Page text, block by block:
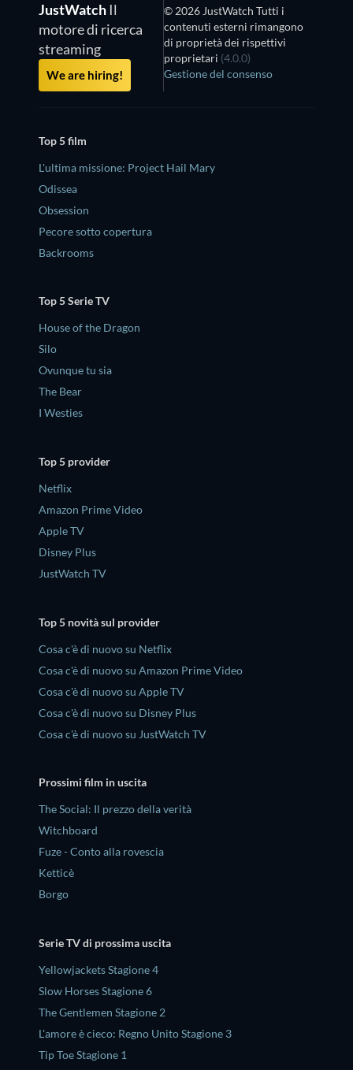
JustWatch Il
motore di ricerca
streaming
We are hiring!
© 2026 JustWatch Tutti i
contenuti esterni rimangono
di proprietà dei rispettivi
proprietari (4.0.0)
Gestione del consenso
Top 5 film
L'ultima missione: Project Hail Mary
Odissea
Obsession
Pecore sotto copertura
Backrooms
Top 5 Serie TV
House of the Dragon
Silo
Ovunque tu sia
The Bear
I Westies
Top 5 provider
Netflix
Amazon Prime Video
Apple TV
Disney Plus
JustWatch TV
Top 5 novità sul provider
Cosa c'è di nuovo su Netflix
Cosa c'è di nuovo su Amazon Prime Video
Cosa c'è di nuovo su Apple TV
Cosa c'è di nuovo su Disney Plus
Cosa c'è di nuovo su JustWatch TV
Prossimi film in uscita
The Social: Il prezzo della verità
Witchboard
Fuze - Conto alla rovescia
Ketticè
Borgo
Serie TV di prossima uscita
Yellowjackets Stagione 4
Slow Horses Stagione 6
The Gentlemen Stagione 2
L'amore è cieco: Regno Unito Stagione 3
Tip Toe Stagione 1